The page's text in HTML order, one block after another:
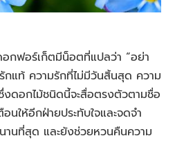
กฟอร์เก็ตมีน็อตที่แปลว่า “อย่า
แท้ ความรักที่ไม่มีวันสิ้นสุด ความ
ดอกไม้ชนิดนี้จะสื่อตรงตัวตามชื่อ
ให้อีกฝ่ายประทับใจและจดจำ
านที่สุด และยังช่วยหวนคืนความ